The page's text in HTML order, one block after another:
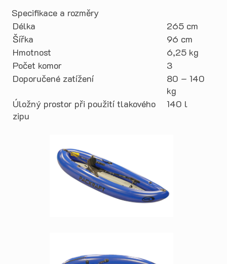
Specifikace a rozměry
Délka
265 cm
Šířka
96 cm
Hmotnost
6,25 kg
Počet komor
3
Doporučené zatížení
80 – 140
kg
Úložný prostor při použití tlakového
zipu
140 l